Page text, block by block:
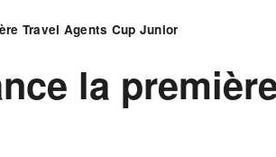
Travel Agents Cup Junior
la